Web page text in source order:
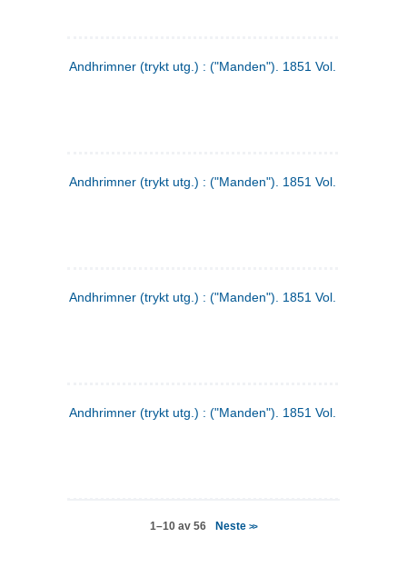
Andhrimner (trykt utg.) : ("Manden"). 1851 Vol. 1 Nr. 3
Andhrimner (trykt utg.) : ("Manden"). 1851 Vol. 2 Nr. 4
Andhrimner (trykt utg.) : ("Manden"). 1851 Vol. 2 Nr. 6
Andhrimner (trykt utg.) : ("Manden"). 1851 Vol. 1 Nr. 6
1–10 av 56 Neste>>